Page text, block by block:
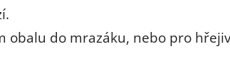
obalu do mrazáku, nebo pro